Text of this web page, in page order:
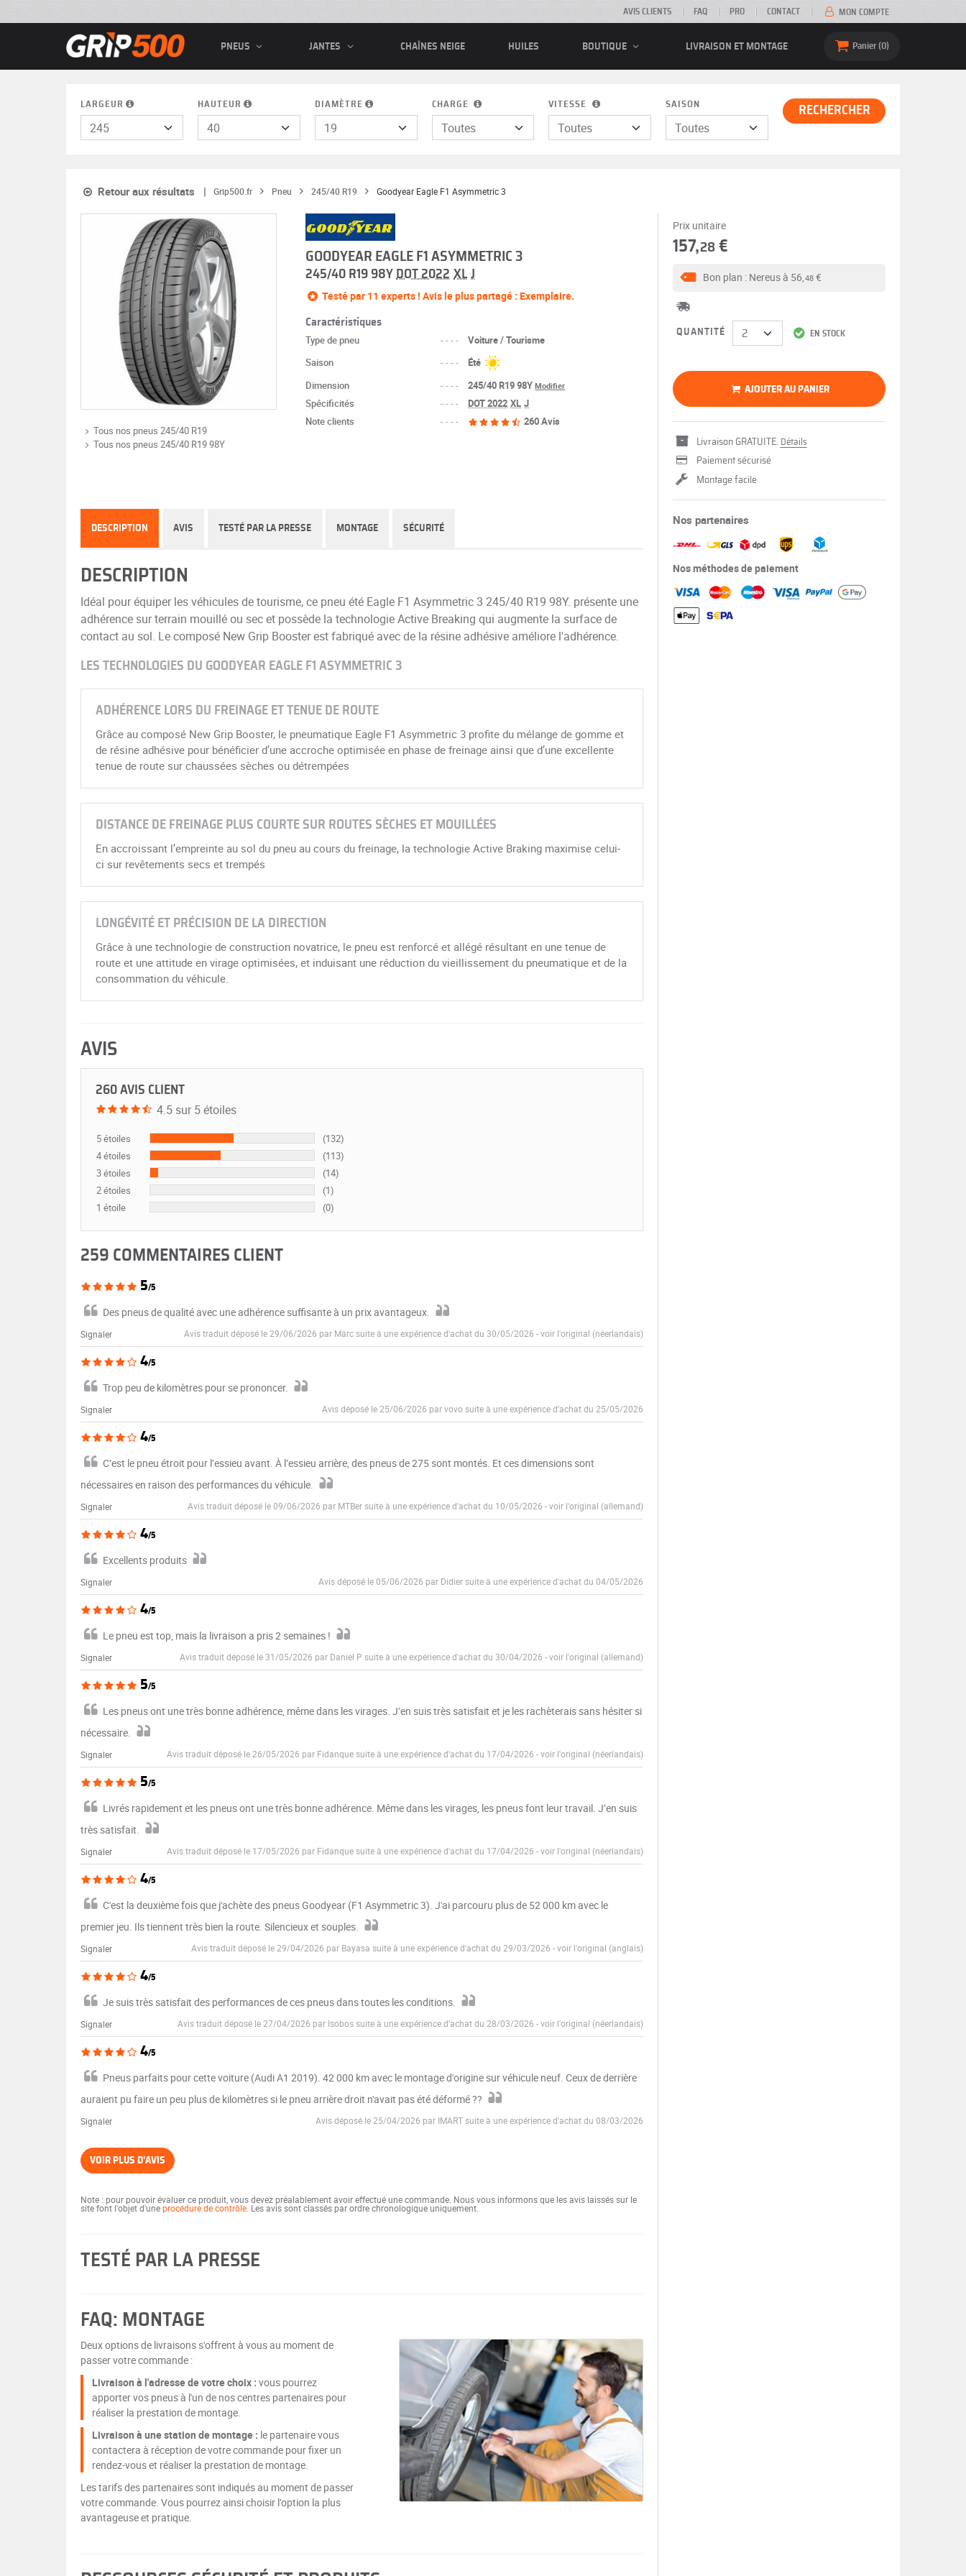
AVIS CLIENTS FAQ PRO CONTACT MON COMPTE
PNEUS JANTES CHAÎNES NEIGE HUILES BOUTIQUE LIVRAISON ET MONTAGE Panier 0
LARGEUR HAUTEUR DIAMÈTRE CHARGE VITESSE SAISON RECHERCHER
Retour aux résultats Grip500.fr Pneu 245/40 R19 Goodyear Eagle F1 Asymmetric 3
Tous nos pneus 245/40 R19
Tous nos pneus 245/40 R19 98Y
GOODYEAR EAGLE F1 ASYMMETRIC 3
245/40 R19 98Y DOT 2022 XL J
Testé par 11 experts ! Avis le plus partagé : Exemplaire.
Caractéristiques
Type de pneu ----
Voiture / Tourisme
Saison
----
Été
Dimension
---- 245/40 R19 98YModifier
Spécificités ---- DOT 2022 XL J
Note clients
---- 260 Avis
Prix unitaire
157,28€
EN STOCK
Bon plan : Nereus à 56,48 €
QUANTITÉ
AJOUTER AU PANIER
Livraison GRATUITE. Détails
Paiement sécurisé
Montage facile
Nos partenaires
Nos méthodes de paiement
DESCRIPTION AVIS TESTÉ PAR LA PRESSE MONTAGE SÉCURITÉ
DESCRIPTION
Idéal pour équiper les véhicules de tourisme, ce pneu été Eagle F1 Asymmetric 3 245/40 R19 98Y. présente une
adhérence sur terrain mouillé ou sec et possède la technologie Active Breaking qui augmente la surface de
contact au sol. Le composé New Grip Booster est fabriqué avec de la résine adhésive améliore l'adhérence.
LES TECHNOLOGIES DU GOODYEAR EAGLE F1 ASYMMETRIC 3
ADHÉRENCE LORS DU FREINAGE ET TENUE DE ROUTE
Grâce au composé New Grip Booster, le pneumatique Eagle F1 Asymmetric 3 profite du mélange de gomme et
de résine adhésive pour bénéficier d’une accroche optimisée en phase de freinage ainsi que d’une excellente
tenue de route sur chaussées sèches ou détrempées
DISTANCE DE FREINAGE PLUS COURTE SUR ROUTES SÈCHES ET MOUILLÉES
En accroissant l’empreinte au sol du pneu au cours du freinage, la technologie Active Braking maximise celui-
ci sur revêtements secs et trempés
LONGÉVITÉ ET PRÉCISION DE LA DIRECTION
Grâce à une technologie de construction novatrice, le pneu est renforcé et allégé résultant en une tenue de
route et une attitude en virage optimisées, et induisant une réduction du vieillissement du pneumatique et de la
consommation du véhicule.
AVIS
260 AVIS CLIENT
4.5 sur 5 étoiles
5 étoiles
(132)
4 étoiles
(113)
3 étoiles
(14)
2 étoiles
(1)
1 étoile
(0)
259 COMMENTAIRES CLIENT
5/5
Des pneus de qualité avec une adhérence suffisante à un prix avantageux.
Signaler Avis traduit déposé le 29/06/2026 par Marc suite à une expérience d'achat du 30/05/2026 -voir l'original (néerlandais)
4/5
Trop peu de kilomètres pour se prononcer.
Signaler Avis déposé le 25/06/2026 par vovo suite à une expérience d'achat du 25/05/2026
4/5
C’est le pneu étroit pour l’essieu avant. À l’essieu arrière, des pneus de 275 sont montés. Et ces dimensions sont
nécessaires en raison des performances du véhicule.
Signaler Avis traduit déposé le 09/06/2026 par MTBer suite à une expérience d'achat du 10/05/2026 -voir l'original (allemand)
4/5
Excellents produits
Signaler Avis déposé le 05/06/2026 par Didier suite à une expérience d'achat du 04/05/2026
4/5
Le pneu est top, mais la livraison a pris 2 semaines !
Signaler Avis traduit déposé le 31/05/2026 par Daniel P suite à une expérience d'achat du 30/04/2026 -voir l'original (allemand)
5/5
Les pneus ont une très bonne adhérence, même dans les virages. J’en suis très satisfait et je les rachèterais sans hésiter si
nécessaire.
Signaler Avis traduit déposé le 26/05/2026 par Fidanque suite à une expérience d'achat du 17/04/2026 -voir l'original (néerlandais)
5/5
Livrés rapidement et les pneus ont une très bonne adhérence. Même dans les virages, les pneus font leur travail. J’en suis
très satisfait.
Signaler Avis traduit déposé le 17/05/2026 par Fidanque suite à une expérience d'achat du 17/04/2026 -voir l'original (néerlandais)
4/5
C'est la deuxième fois que j'achète des pneus Goodyear (F1 Asymmetric 3). J'ai parcouru plus de 52 000 km avec le
premier jeu. Ils tiennent très bien la route. Silencieux et souples.
Signaler Avis traduit déposé le 29/04/2026 par Bayasa suite à une expérience d'achat du 29/03/2026 -voir l'original (anglais)
4/5
Je suis très satisfait des performances de ces pneus dans toutes les conditions.
Signaler Avis traduit déposé le 27/04/2026 par Isobos suite à une expérience d'achat du 28/03/2026 -voir l'original (néerlandais)
4/5
Pneus parfaits pour cette voiture (Audi A1 2019). 42 000 km avec le montage d'origine sur véhicule neuf. Ceux de derrière
auraient pu faire un peu plus de kilomètres si le pneu arrière droit n'avait pas été déformé ??
Signaler Avis déposé le 25/04/2026 par IMART suite à une expérience d'achat du 08/03/2026
VOIR PLUS D'AVIS
Note : pour pouvoir évaluer ce produit, vous devez préalablement avoir effectué une commande. Nous vous informons que les avis laissés sur le
site font l'objet d'uneprocédure de contrôle . Les avis sont classés par ordre chronologique uniquement.
TESTÉ PAR LA PRESSE
FAQ: MONTAGE
Deux options de livraisons s'offrent à vous au moment de
passer votre commande :
Livraison à l'adresse de votre choix : vous pourrez
apporter vos pneus à l'un de nos centres partenaires pour
réaliser la prestation de montage.
Livraison à une station de montage : le partenaire vous
contactera à réception de votre commande pour fixer un
rendez-vous et réaliser la prestation de montage.
Les tarifs des partenaires sont indiqués au moment de passer
votre commande. Vous pourrez ainsi choisir l’option la plus
avantageuse et pratique.